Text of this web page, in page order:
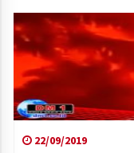
22/09/2019